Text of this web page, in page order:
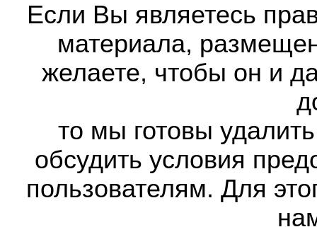
Если Вы являетесь
материала,
желаете, чтобы он и
то мы готовы
обсудить условия
пользователям. Для